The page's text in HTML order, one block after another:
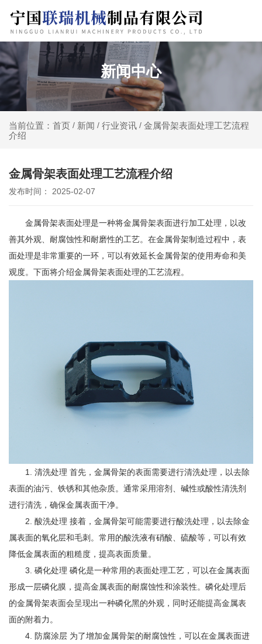
新闻中心
当前位置：首页 / 新闻 / 行业资讯 / 金属骨架表面处理工艺流程
介绍
金属骨架表面处理工艺流程介绍
发布时间： 2025-02-07
金属骨架表面处理是一种将金属骨架表面进行加工处理，以改
善其外观、耐腐蚀性和耐磨性的工艺。在金属骨架制造过程中，表
面处理是非常重要的一环，可以有效延长金属骨架的使用寿命和美
观度。下面将介绍金属骨架表面处理的工艺流程。
1. 清洗处理 首先，金属骨架的表面需要进行清洗处理，以去除
表面的油污、铁锈和其他杂质。通常采用溶剂、碱性或酸性清洗剂
进行清洗，确保金属表面干净。
2. 酸洗处理 接着，金属骨架可能需要进行酸洗处理，以去除金
属表面的氧化层和毛刺。常用的酸洗液有硝酸、硫酸等，可以有效
降低金属表面的粗糙度，提高表面质量。
3. 磷化处理 磷化是一种常用的表面处理工艺，可以在金属表面
形成一层磷化膜，提高金属表面的耐腐蚀性和涂装性。磷化处理后
的金属骨架表面会呈现出一种磷化黑的外观，同时还能提高金属表
面的附着力。
4. 防腐涂层 为了增加金属骨架的耐腐蚀性，可以在金属表面进